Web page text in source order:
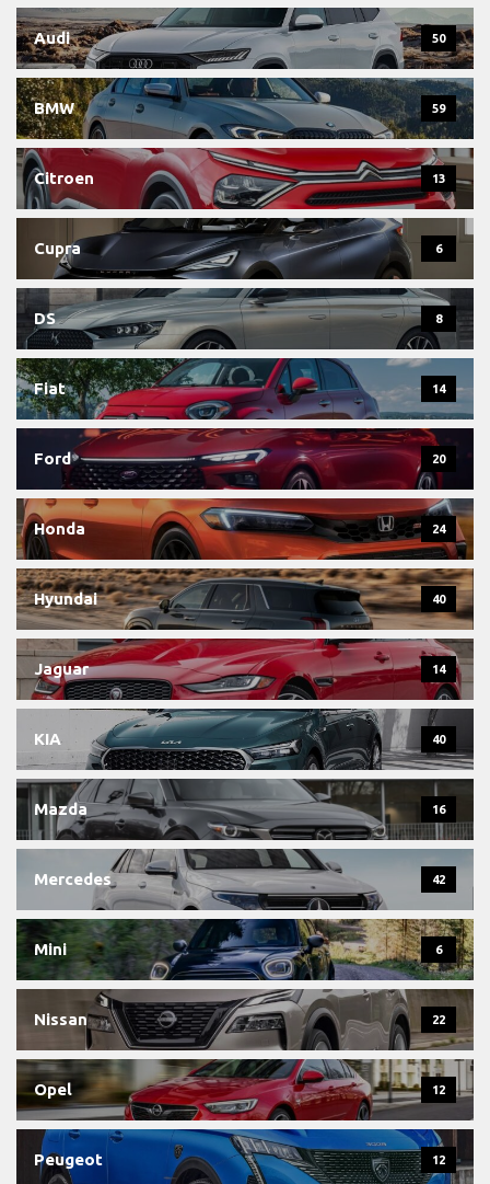
Audi 50
BMW 59
Citroen 13
Cupra 6
DS 8
Fiat 14
Ford 20
Honda 24
Hyundai 40
Jaguar 14
KIA 40
Mazda 16
Mercedes 42
Mini 6
Nissan 22
Opel 12
Peugeot 12